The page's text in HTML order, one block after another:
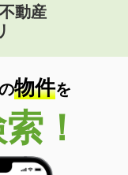
動産
物件を
！